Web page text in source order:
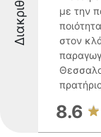
με την
στον
8.6